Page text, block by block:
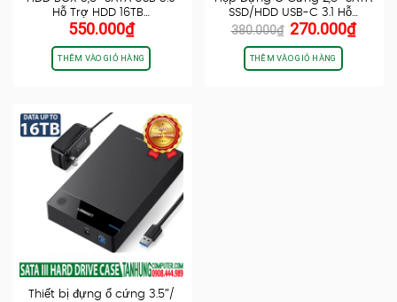
Hỗ Trợ HDD 16TB…
550.000₫
THÊM VÀO GIỎ HÀNG
SSD/HDD USB-C 3.1 Hỗ…
380.000₫ Giá
gốc
là:
380.000₫.
270.000₫Giá
THÊM VÀO GIỎ HÀNG
Thiết bị đựng ổ cứng 3.5″/